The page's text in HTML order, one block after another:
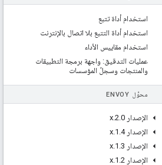
استخدام أداة تتبع
استخدام أداة التتبع بلا اتصال بالإنترنت
استخدام مقاييس الأداء
عمليات التدقيق: واجهة برمجة التطبيقات
والمنتجات وسجلّ المؤسسات
محوِّل ENVOY
الإصدار 2 .0
.
x
الإصدار 1 .4
.
x
الإصدار 1
.3
.
x
الإصدار 1
.2
.
x